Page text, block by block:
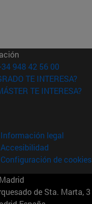
948 42 56 00
TE INTERESA?
TE INTERESA?
Información legal
Accesibilidad
Configuración de cookies
de Sta. Marta, 3